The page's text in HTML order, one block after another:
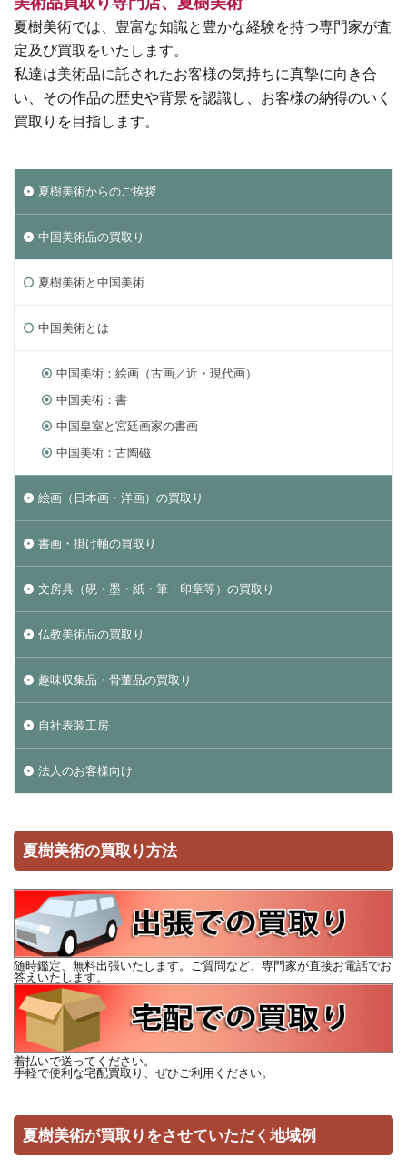
夏樹美術では、豊富な知識と豊かな経験を持つ専門家が査
定及び買取をいたします。
私達は美術品に託されたお客様の気持ちに真摯に向き合
い、その作品の歴史や背景を認識し、お客様の納得のいく
買取りを目指します。
夏樹美術からのご挨拶
中国美術品の買取り
夏樹美術と中国美術
中国美術とは
中国美術：絵画（古画／近・現代画）
中国美術：書
中国皇室と宮廷画家の書画
中国美術：古陶磁
絵画（日本画・洋画）の買取り
書画・掛け軸の買取り
文房具（硯・墨・紙・筆・印章等）の買取り
仏教美術品の買取り
趣味収集品・骨董品の買取り
自社表装工房
法人のお客様向け
夏樹美術の買取り方法
随時鑑定、無料出張いたします。ご質問など、専門家が直接お電話でお
答えいたします。
着払いで送ってください。
手軽で便利な宅配買取り、ぜひご利用ください。
夏樹美術が買取りをさせていただく地域例